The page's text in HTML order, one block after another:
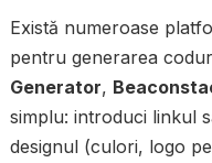
Există numeroase
pentru generarea
Generator,
simplu: introduci linkul
designul (culori, logo